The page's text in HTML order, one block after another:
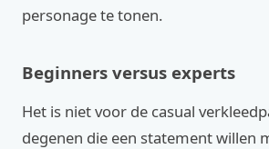
personage te tonen.
Beginners versus experts
Het is niet voor de casual
degenen die een statement willen